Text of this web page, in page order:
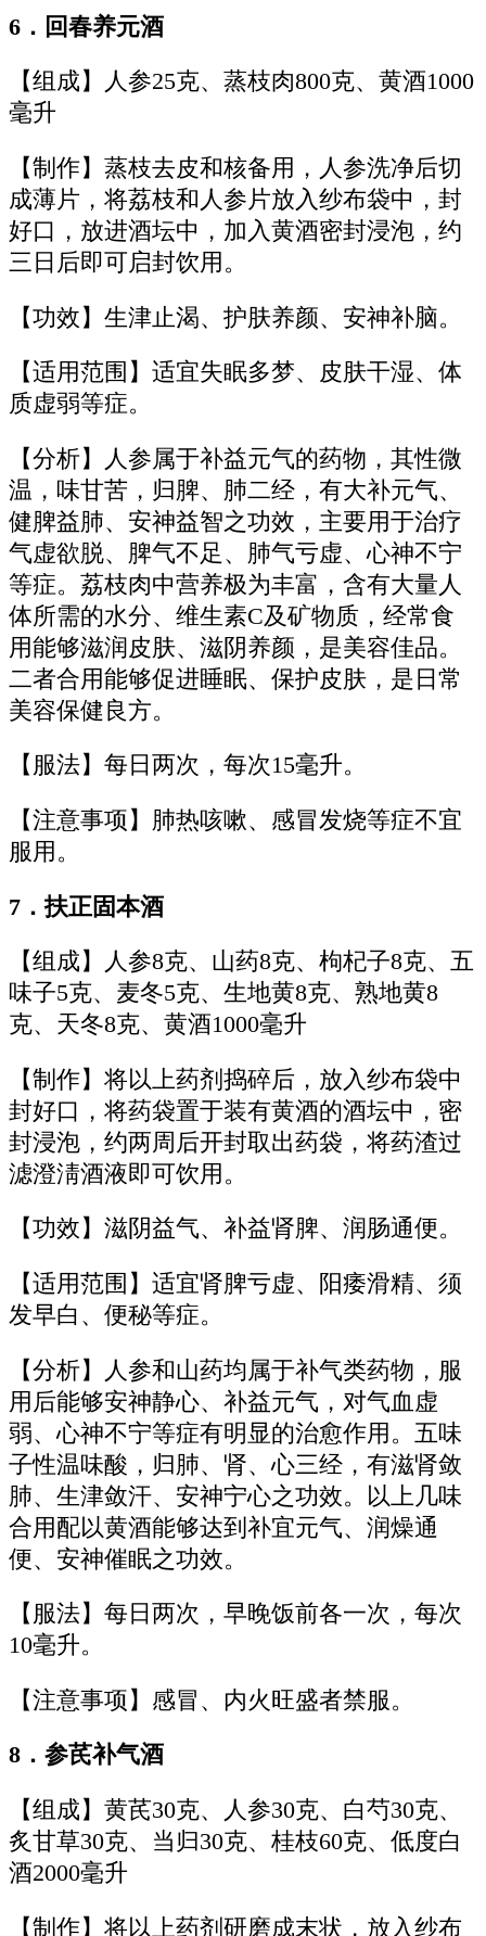
6．回春养元酒
【组成】人参25克、蒸枝肉800克、黄酒1000
毫升
【制作】蒸枝去皮和核备用，人参洗净后切
成薄片，将荔枝和人参片放入纱布袋中，封
好口，放进酒坛中，加入黄酒密封浸泡，约
三日后即可启封饮用。
【功效】生津止渴、护肤养颜、安神补脑。
【适用范围】适宜失眠多梦、皮肤干湿、体
质虚弱等症。
【分析】人参属于补益元气的药物，其性微
温，味甘苦，归脾、肺二经，有大补元气、
健脾益肺、安神益智之功效，主要用于治疗
气虚欲脱、脾气不足、肺气亏虚、心神不宁
等症。荔枝肉中营养极为丰富，含有大量人
体所需的水分、维生素C及矿物质，经常食
用能够滋润皮肤、滋阴养颜，是美容佳品。
二者合用能够促进睡眠、保护皮肤，是日常
美容保健良方。
【服法】每日两次，每次15毫升。
【注意事项】肺热咳嗽、感冒发烧等症不宜
服用。
7．扶正固本酒
【组成】人参8克、山药8克、枸杞子8克、五
味子5克、麦冬5克、生地黄8克、熟地黄8
克、天冬8克、黄酒1000毫升
【制作】将以上药剂捣碎后，放入纱布袋中
封好口，将药袋置于装有黄酒的酒坛中，密
封浸泡，约两周后开封取出药袋，将药渣过
滤澄淸酒液即可饮用。
【功效】滋阴益气、补益肾脾、润肠通便。
【适用范围】适宜肾脾亏虚、阳痿滑精、须
发早白、便秘等症。
【分析】人参和山药均属于补气类药物，服
用后能够安神静心、补益元气，对气血虚
弱、心神不宁等症有明显的治愈作用。五味
子性温味酸，归肺、肾、心三经，有滋肾敛
肺、生津敛汗、安神宁心之功效。以上几味
合用配以黄酒能够达到补宜元气、润燥通
便、安神催眠之功效。
【服法】每日两次，早晚饭前各一次，每次
10毫升。
【注意事项】感冒、内火旺盛者禁服。
8．参芪补气酒
【组成】黄芪30克、人参30克、白芍30克、
炙甘草30克、当归30克、桂枝60克、低度白
酒2000毫升
【制作】将以上药剂研磨成末状，放入纱布